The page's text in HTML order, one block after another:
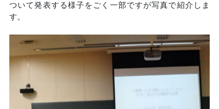
ついて発表する様子をごく一部ですが写真で紹介しま
す。